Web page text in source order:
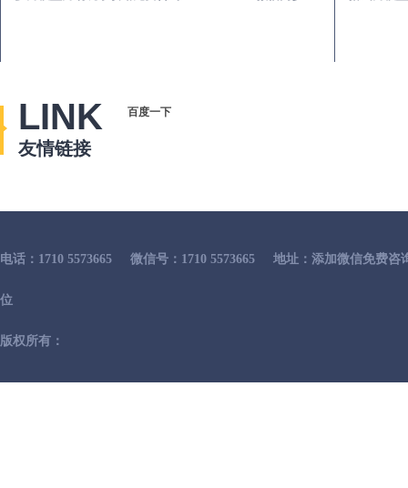
LINK
友情链接
百度一下
电话：1710 5573665 微信号：1710 5573665 地址：添加微信免费咨
位
版权所有：